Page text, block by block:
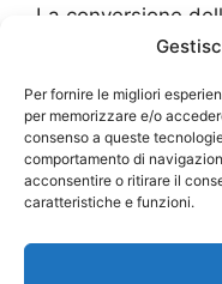
Per fornire le migliori
per memorizzare e/o
consenso a queste
comportamento di
acconsentire o ritirare il
caratteristiche e funzioni.
La conversione
mappa a cilindro
porte blindate. Le
infatti, sono
effrazione sempre
“chiave bulgara”.